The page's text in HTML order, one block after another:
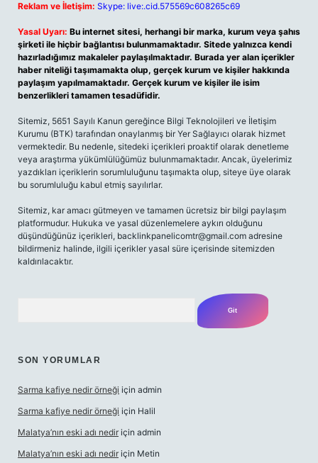
Reklam ve İletişim: Skype: live:.cid.575569c608265c69
Yasal Uyarı: Bu internet sitesi, herhangi bir marka, kurum veya şahıs
şirketi ile hiçbir bağlantısı bulunmamaktadır. Sitede yalnızca kendi
hazırladığımız makaleler paylaşılmaktadır. Burada yer alan içerikler
haber niteliği taşımamakta olup, gerçek kurum ve kişiler hakkında
paylaşım yapılmamaktadır. Gerçek kurum ve kişiler ile isim
benzerlikleri tamamen tesadüfidir.
Sitemiz, 5651 Sayılı Kanun gereğince Bilgi Teknolojileri ve İletişim
Kurumu (BTK) tarafından onaylanmış bir Yer Sağlayıcı olarak hizmet
vermektedir. Bu nedenle, sitedeki içerikleri proaktif olarak denetleme
veya araştırma yükümlülüğümüz bulunmamaktadır. Ancak, üyelerimiz
yazdıkları içeriklerin sorumluluğunu taşımakta olup, siteye üye olarak
bu sorumluluğu kabul etmiş sayılırlar.
Sitemiz, kar amacı gütmeyen ve tamamen ücretsiz bir bilgi paylaşım
platformudur. Hukuka ve yasal düzenlemelere aykırı olduğunu
düşündüğünüz içerikleri, backlinkpanelicomtr@gmail.com adresine
bildirmeniz halinde, ilgili içerikler yasal süre içerisinde sitemizden
kaldırılacaktır.
SON YORUMLAR
Sarma kafiye nedir örneği için admin
Sarma kafiye nedir örneği için Halil
Malatya’nın eski adı nedir için admin
Malatya’nın eski adı nedir için Metin